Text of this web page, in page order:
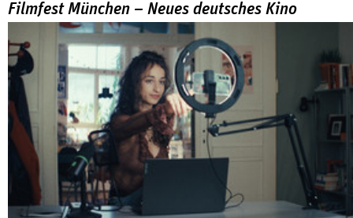
Filmfest München – Neues deutsches Kino